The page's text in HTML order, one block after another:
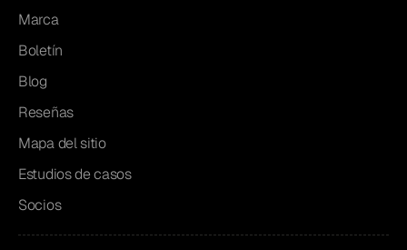
Marca
Boletín
Blog
Reseñas
Mapa del sitio
Estudios de casos
Socios